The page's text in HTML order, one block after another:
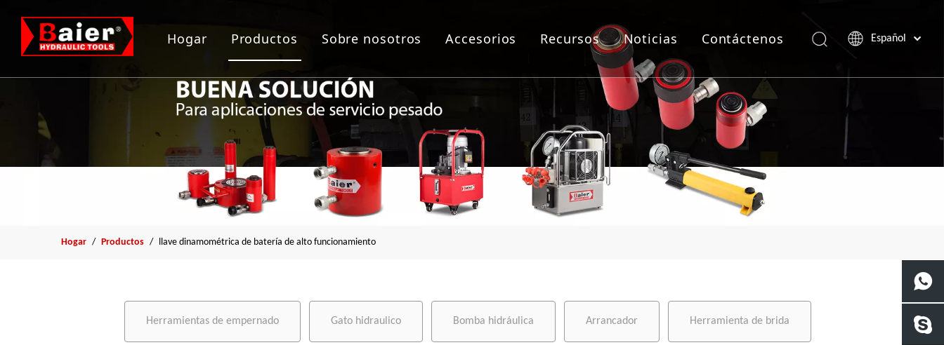
Hogar Productos
Herramientas de empernado
Gato hidraulico
Bomba hidráulica
Arrancador
Herramienta de brida
Sobre nosotros Accesorios Recursos Noticias Contáctenos
Español
Pусский
Hogar / Productos / llave dinamométrica de batería de alto funcionamiento
Herramientas de empernado Gato hidraulico Bomba hidráulica Arrancador Herramienta de brida